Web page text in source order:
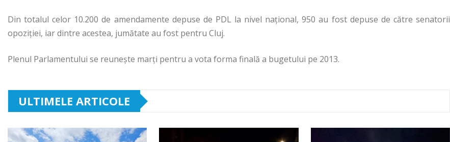
Din totalul celor 10.200 de amendamente depuse de PDL la nivel național, 950 au fost depuse de către senatorii
opoziției, iar dintre acestea, jumătate au fost pentru Cluj.
Plenul Parlamentului se reunește marți pentru a vota forma finală a bugetului pe 2013.
ULTIMELE ARTICOLE